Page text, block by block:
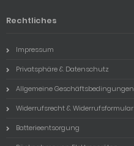
Rechtliches
Impressum
Privatsphäre & Datenschutz
Allgemeine Geschäftsbedingungen
Widerrufsrecht & Widerrufsformular
Batterieentsorgung